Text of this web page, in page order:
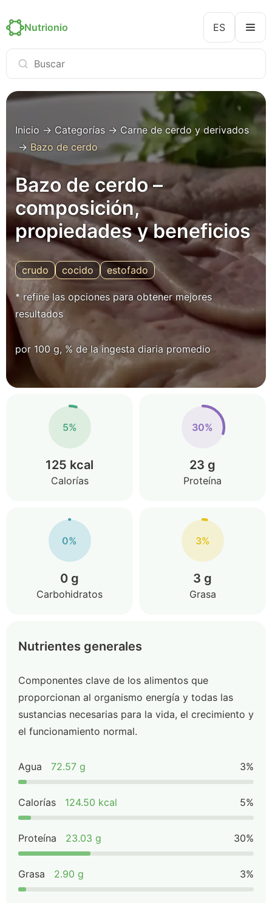
Nutrionio ES
Inicio → Categorías → Carne de cerdo y derivados
→ Bazo de cerdo
Bazo de cerdo –
composición,
propiedades y beneficios
crudo cocido estofado
* refine las opciones para obtener mejores
resultados
por 100 g, % de la ingesta diaria promedio
5%
125 kcal
Calorías
30%
23 g
Proteína
0%
0 g
Carbohidratos
3%
3 g
Grasa
Nutrientes generales
Componentes clave de los alimentos que
proporcionan al organismo energía y todas las
sustancias necesarias para la vida, el crecimiento y
el funcionamiento normal.
Agua 72.57 g 3%
Calorías 124.50 kcal 5%
Proteína 23.03 g 30%
Grasa 2.90 g 3%